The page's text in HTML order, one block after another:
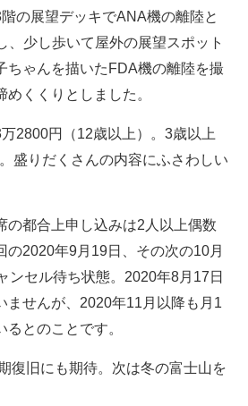
の展望デッキでANA機の離陸と
、少し歩いて屋外の展望スポット
ちゃんを描いたFDA機の離陸を撮
くくりとしました。
2800円（12歳以上）。3歳以上
盛りだくさんの内容にふさわしい
都合上申し込みは2人以上偶数
の2020年9月19日、その次の10月
ンセル待ち状態。2020年8月17日
ませんが、2020年11月以降も月1
とのことです。
復旧にも期待。次は冬の富士山を